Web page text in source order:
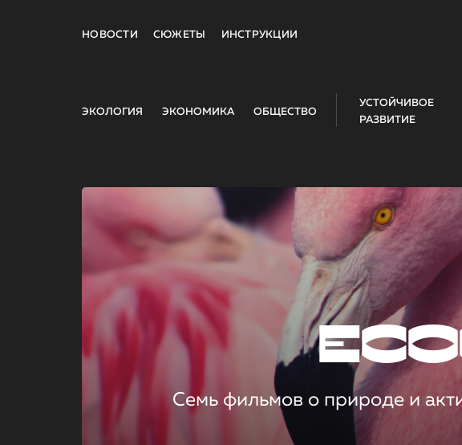
НОВОСТИ СЮЖЕТЫ ИНСТРУКЦИИ
ЭКОЛОГИЯ ЭКОНОМИКА ОБЩЕСТВО
УСТОЙЧИВОЕ
РАЗВИТИЕ
Семь фильмов о природе и